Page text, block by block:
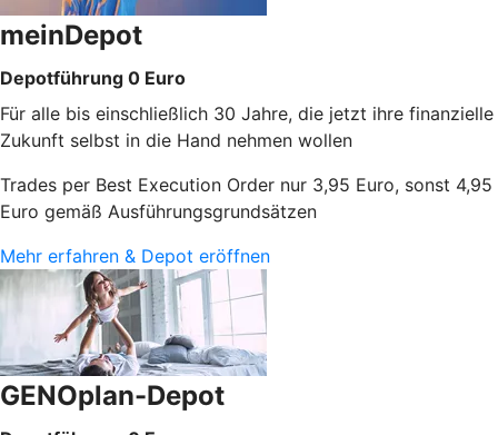
meinDepot
Depotführung 0 Euro
Für alle bis einschließlich 30 Jahre, die jetzt ihre finanzielle
Zukunft selbst in die Hand nehmen wollen
Trades per Best Execution Order nur 3,95 Euro, sonst 4,95
Euro gemäß Ausführungsgrundsätzen
Mehr erfahren & Depot eröffnen
GENOplan-Depot